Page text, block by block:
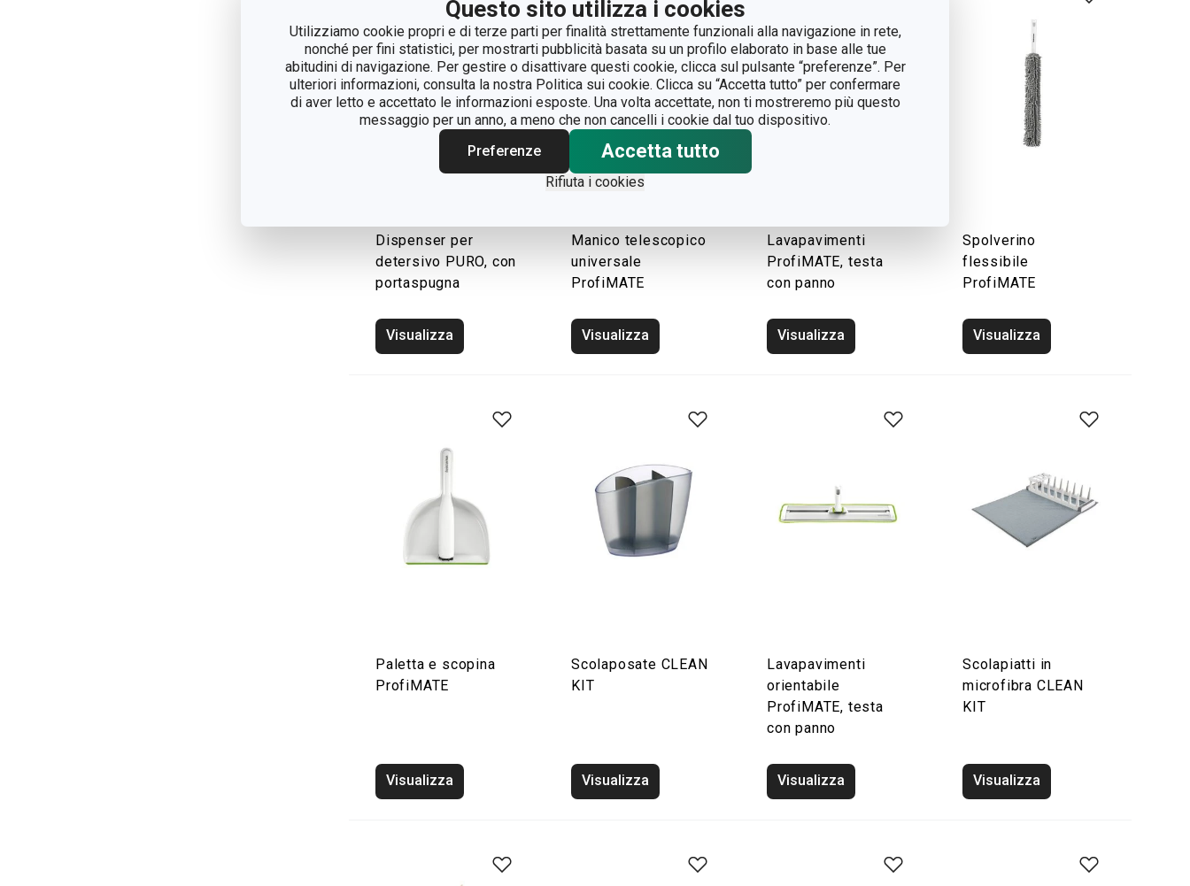
Questo sito utilizza i cookies
Utilizziamo cookie propri e di terze parti per finalità strettamente funzionali alla navigazione in rete,
nonché per fini statistici, per mostrarti pubblicità basata su un profilo elaborato in base alle tue
abitudini di navigazione. Per gestire o disattivare questi cookie, clicca sul pulsante “preferenze”. Per
ulteriori informazioni, consulta la nostra Politica sui cookie. Clicca su “Accetta tutto” per confermare
di aver letto e accettato le informazioni esposte. Una volta accettate, non ti mostreremo più questo
messaggio per un anno, a meno che non cancelli i cookie dal tuo dispositivo.
Preferenze
Accetta tutto
Rifiuta i cookies
Dispenser per
detersivo PURO, con
portaspugna
Visualizza
Manico telescopico
universale
ProfiMATE
Visualizza
Lavapavimenti
ProfiMATE, testa
con panno
Visualizza
Spolverino
flessibile
ProfiMATE
Visualizza
Paletta e scopina
ProfiMATE
Visualizza
Scolaposate CLEAN
KIT
Visualizza
Lavapavimenti
orientabile
ProfiMATE, testa
con panno
Visualizza
Scolapiatti in
microfibra CLEAN
KIT
Visualizza